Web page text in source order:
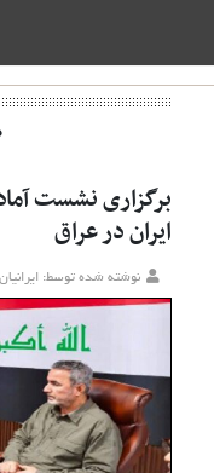
برگزاری نشست
ایران در عراق
نوشته شده توسط: